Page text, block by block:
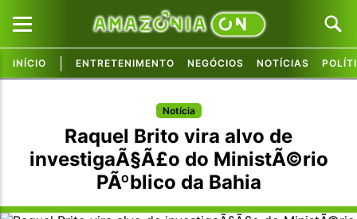
INÍCIO ENTRETENIMENTO NEGÓCIOS NOTÍCIAS
Notícia
Raquel Brito vira alvo de
investigaÃ§Ã£o do MinistÃ©rio
PÃºblico da Bahia